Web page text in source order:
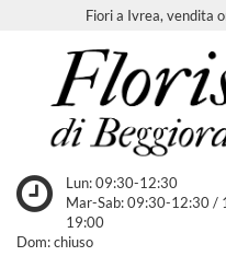
Fiori a Ivrea, vendita
Lun: 09:30-12:30
Mar-Sab: 09:30-12:30 /
19:00
Dom: chiuso